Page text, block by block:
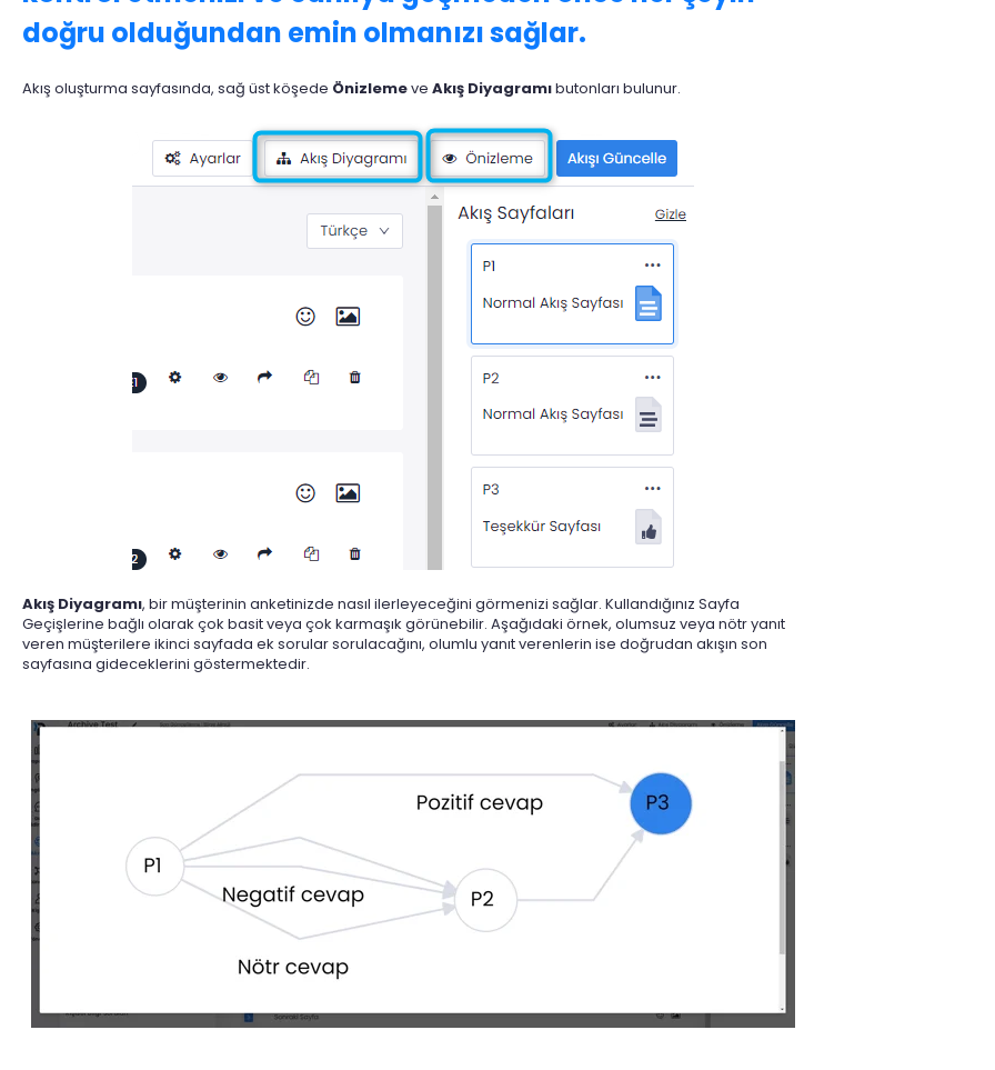
doğru olduğundan emin olmanızı sağlar.
Akış oluşturma sayfasında, sağ üst köşede Önizlemeve Akış Diyagramıbutonları bulunur.
Akış Diyagramı, bir müşterinin anketinizde nasıl ilerleyeceğini görmenizi sağlar. Kullandığınız Sayfa
Geçişlerine bağlı olarak çok basit veya çok karmaşık görünebilir. Aşağıdaki örnek, olumsuz veya nötr yanıt
veren müşterilere ikinci sayfada ek sorular sorulacağını, olumlu yanıt verenlerin ise doğrudan akışın son
sayfasına gideceklerini göstermektedir.